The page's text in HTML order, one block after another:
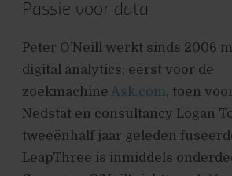
Passie voor data
Peter O’Neill werkt sinds 2006
digital analytics; eerst voor de
zoekmachine Ask.com, toen
Nedstat en consultancy Logan
tweeënhalf jaar geleden
LeapThree is inmiddels